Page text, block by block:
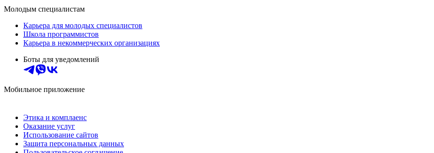
Молодым специалистам
Карьера для молодых специалистов
Школа программистов
Карьера в некоммерческих организациях
Боты для уведомлений
Мобильное приложение
Этика и комплаенс
Оказание услуг
Использование сайтов
Защита персональных данных